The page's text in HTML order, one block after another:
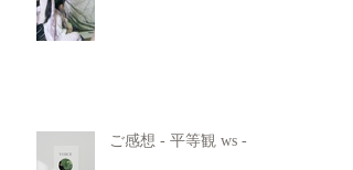
ご感想 - 平等観 ws -